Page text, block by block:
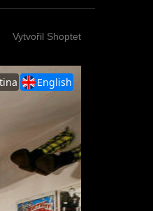
Vytvořil Shoptet